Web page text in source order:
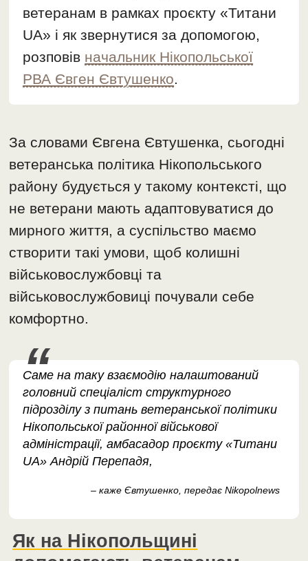
ветеранам в рамках проєкту «Титани
UA» і як звернутися за допомогою,
розповів начальник Нікопольської
РВА Євген Євтушенко.
За словами Євгена Євтушенка, сьогодні
ветеранська політика Нікопольського
району будується у такому контексті, що
не ветерани мають адаптовуватися до
мирного життя, а суспільство маємо
створити такі умови, щоб колишні
військовослужбовці та
військовослужбовиці почували себе
комфортно.
Саме на таку взаємодію налаштований
головний спеціаліст структурного
підрозділу з питань ветеранської політики
Нікопольської районної військової
адміністрації, амбасадор проєкту «Титани
UA» Андрій Перепадя,
– каже Євтушенко, передає Nikopolnews
Як на Нікопольщині